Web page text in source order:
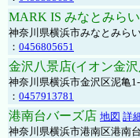
MARK IS みなとみら
神奈川県横浜市みなとみら
： 0456805651
金沢八景店(イオン金
神奈川県横浜市金沢区泥亀
： 0457913781
港南台バーズ店 地図 詳
神奈川県横浜市港南区港南